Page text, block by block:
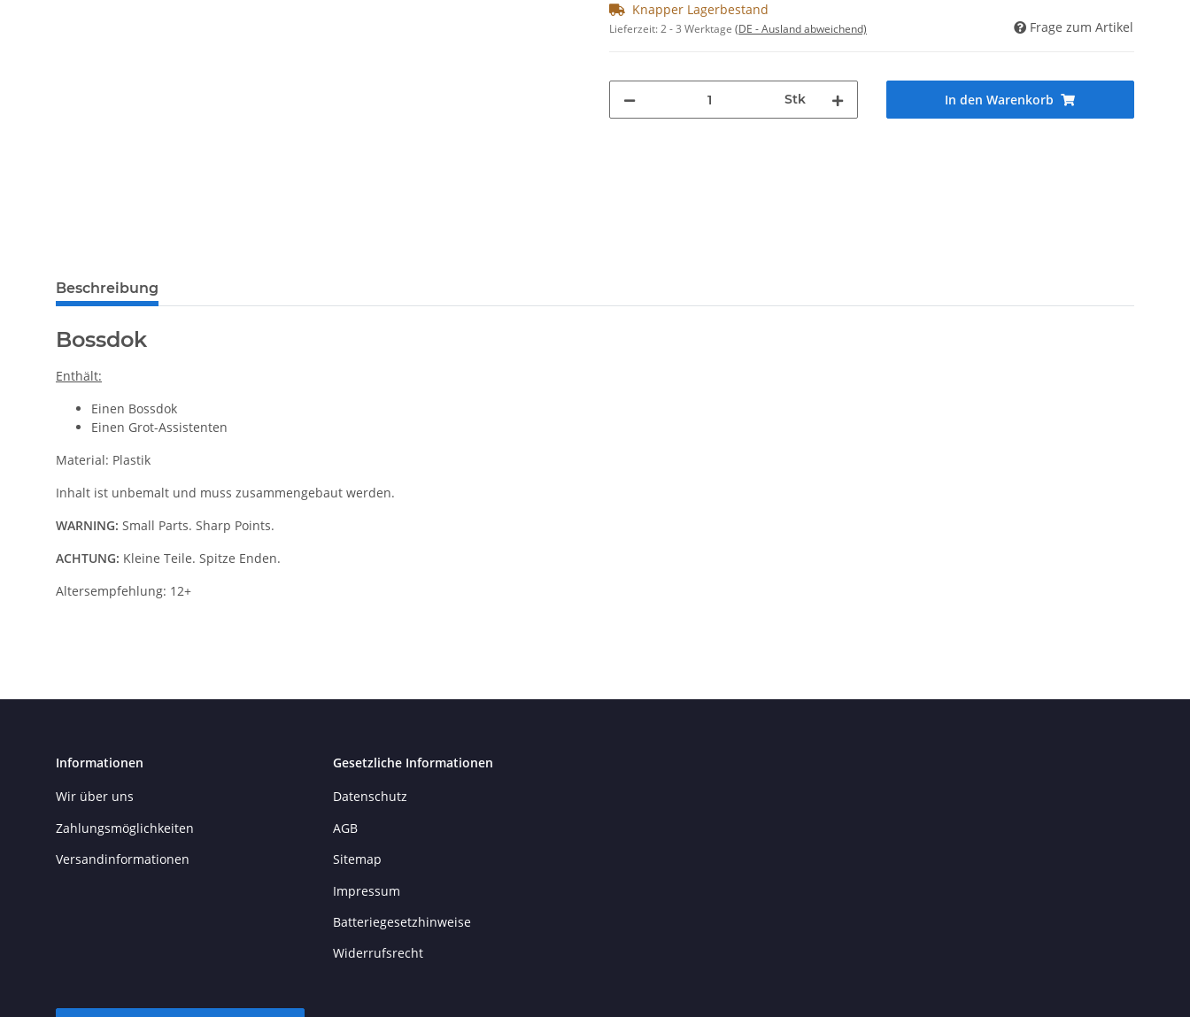
Knapper Lagerbestand
Lieferzeit:2 - 3 Werktage (DE - Ausland abweichend) Frage zum Artikel
Stk In den Warenkorb
weitere Registerkarten anzeigen
Beschreibung
Bossdok
Enthält:
Einen Bossdok
Einen Grot-Assistenten
Material: Plastik
Inhalt ist unbemalt und muss zusammengebaut werden.
WARNING: Small Parts. Sharp Points.
ACHTUNG: Kleine Teile. Spitze Enden.
Altersempfehlung: 12+
Informationen
Wir über uns
Zahlungsmöglichkeiten
Versandinformationen
Gesetzliche Informationen
Datenschutz
AGB
Sitemap
Impressum
Batteriegesetzhinweise
Widerrufsrecht